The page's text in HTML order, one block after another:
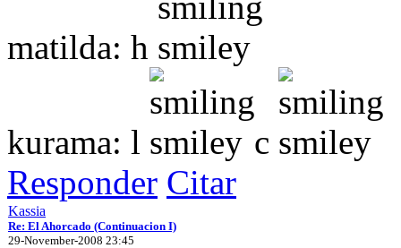
matilda: h
kurama: l
c
Responder Citar
Kassia
Re: El Ahorcado (Continuacion I)
29-November-2008 23:45